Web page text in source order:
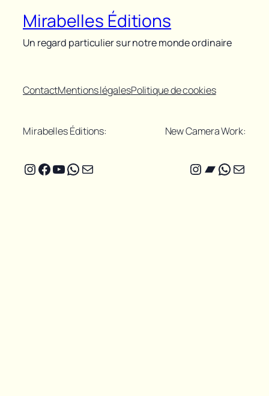
Mirabelles Éditions
Un regard particulier sur notre monde ordinaire
ContactMentions légalesPolitique de cookies
Mirabelles Éditions:
Instagram
Facebook
YouTube
WhatsApp
E-mail
New Camera Work:
Instagram
E-mail